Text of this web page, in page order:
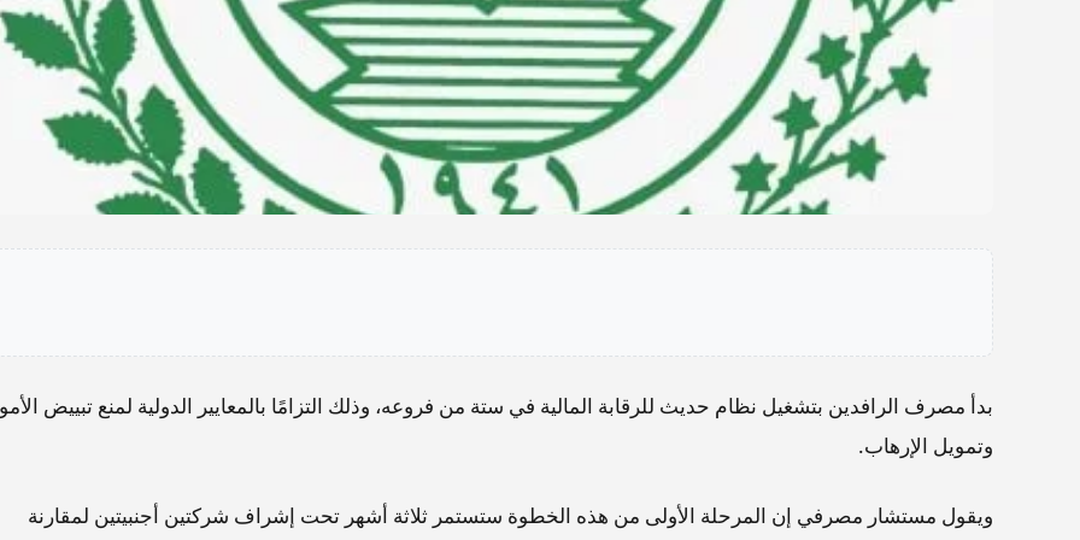
بدأ مصرف الرافدين بتشغيل نظام حديث للرقابة المالية في ستة من فروعه، وذلك التزامًا بالمعايير الدولية لمنع تبييض
وتمويل الإرهاب.
ويقول مستشار مصرفي إن المرحلة الأولى من هذه الخطوة ستستمر ثلاثة أشهر تحت إشراف شركتين أجنبيتين لمقارنة